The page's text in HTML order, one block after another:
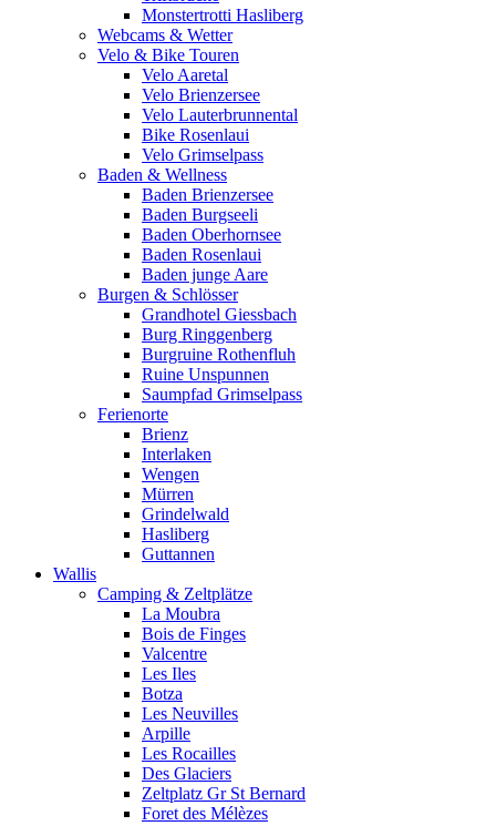
Monstertrotti Hasliberg
Webcams & Wetter
Velo & Bike Touren
Velo Aaretal
Velo Brienzersee
Velo Lauterbrunnental
Bike Rosenlaui
Velo Grimselpass
Baden & Wellness
Baden Brienzersee
Baden Burgseeli
Baden Oberhornsee
Baden Rosenlaui
Baden junge Aare
Burgen & Schlösser
Grandhotel Giessbach
Burg Ringgenberg
Burgruine Rothenfluh
Ruine Unspunnen
Saumpfad Grimselpass
Ferienorte
Brienz
Interlaken
Wengen
Mürren
Grindelwald
Hasliberg
Guttannen
Wallis
Camping & Zeltplätze
La Moubra
Bois de Finges
Valcentre
Les Iles
Botza
Les Neuvilles
Arpille
Les Rocailles
Des Glaciers
Zeltplatz Gr St Bernard
Foret des Mélèzes